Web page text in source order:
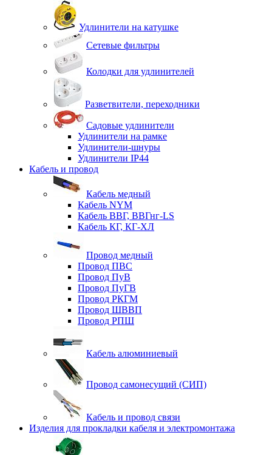
Удлинители на катушке
Сетевые фильтры
Колодки для удлинителей
Разветвители, переходники
Садовые удлинители
Удлинители на рамке
Удлинители-шнуры
Удлинители IP44
Кабель и провод
Кабель медный
Кабель NYM
Кабель ВВГ, ВВГнг-LS
Кабель КГ, КГ-ХЛ
Провод медный
Провод ПВС
Провод ПуВ
Провод ПуГВ
Провод РКГМ
Провод ШВВП
Провод РПШ
Кабель алюминиевый
Провод самонесущий (СИП)
Кабель и провод связи
Изделия для прокладки кабеля и электромонтажа